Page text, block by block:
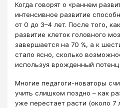
Когда говорят о «раннем
интенсивное развитие
от 0 до 3–4 лет. После того,
развитие клеток головного
завершается на 70 %, а к
стало ясно, сколько
используя врожденный
Многие педагоги-новаторы
учить слишком поздно – как
уже перестает расти (около 7